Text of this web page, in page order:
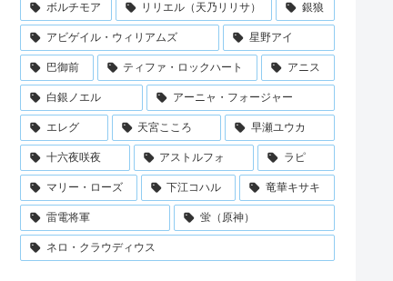
ボルチモア リリエル（天乃リリサ） 銀狼
アビゲイル・ウィリアムズ 星野アイ
巴御前 ティファ・ロックハート アニス
白銀ノエル アーニャ・フォージャー
エレグ 天宮こころ 早瀬ユウカ
十六夜咲夜 アストルフォ ラピ
マリー・ローズ 下江コハル 竜華キサキ
雷電将軍 蛍（原神）
ネロ・クラウディウス